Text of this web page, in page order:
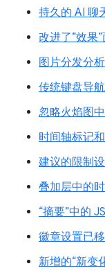
持久的 AI 聊
改进了“效果”
图片分发分
传统键盘导
忽略火焰图
时间轴标记
建议的限制
叠加层中的
“摘要”中的
徽章设置已
新增的“新变